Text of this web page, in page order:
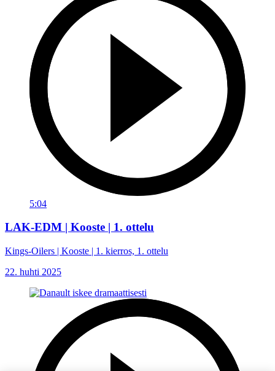
5:04
LAK-EDM | Kooste | 1. ottelu
Kings-Oilers | Kooste | 1. kierros, 1. ottelu
22. huhti 2025